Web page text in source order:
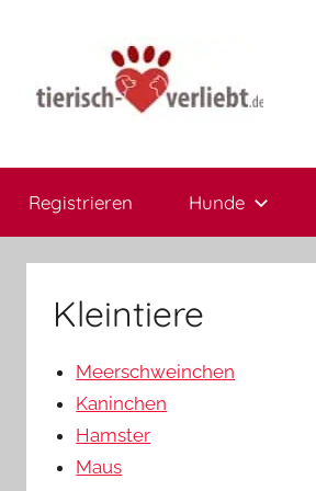
tierisch-
verliebt.de
treffen
sich
Registrieren Hunde
Kleintiere
Meerschweinchen
Kaninchen
Hamster
Maus